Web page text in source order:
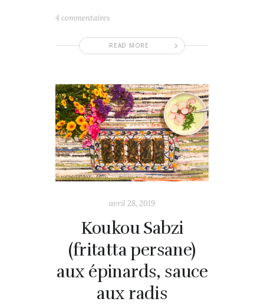
READ MORE
4 commentaires
avril 28, 2019
Koukou Sabzi
(fritatta persane)
aux épinards, sauce
aux radis